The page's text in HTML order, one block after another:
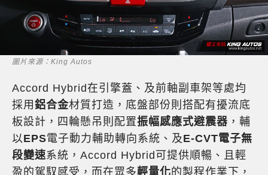
圖片來源：King Autos
Accord Hybrid在引擎蓋、及前軸副車架等處均
採用 鋁合金材質打造，底盤部份則搭配有擾流底
板設計，四輪懸吊則配置振幅感應式避震器 ，輔
以 EPS電子動力輔助轉向系統、及E-CVT電子無
段變速系統，Accord Hybrid可提供順暢、且輕
盈的駕馭感受，而在眾多輕量化的製程作業下，